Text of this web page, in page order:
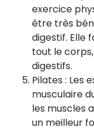
exercice
être très
digestif. Elle
tout le
digestifs.
Pilates : Les
musculaire
les muscles
un meilleur